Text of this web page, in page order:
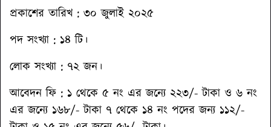
প্রকাশের তারিখ : ৩০ জুলাই ২০২৫
পদ সংখ্যা : ১৪ টি।
লোক সংখ্যা : ৭২ জন।
আবেদন ফি : ১ থেকে ৫ নং এর জন্যে ২২৩/- টাকা ও ৬ নং
এর জন্যে ১৬৮/- টাকা ৭ থেকে ১৪ নং পদের জন্য ১১২/-